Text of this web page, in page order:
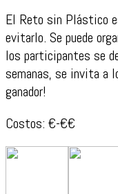
El Reto sin Plástico
evitarlo. Se puede
los participantes se
semanas, se invita a
ganador!
Costos: €-€€